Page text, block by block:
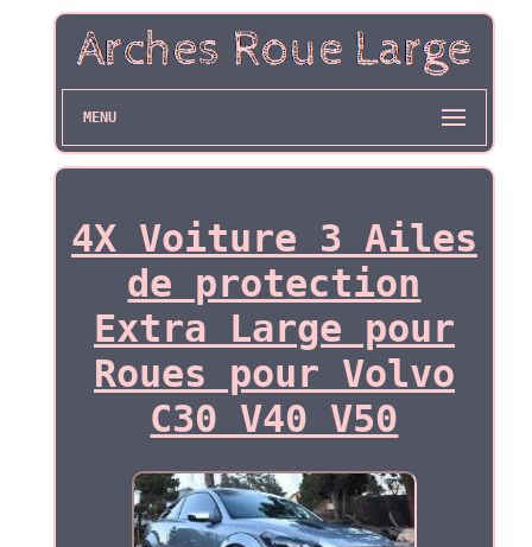
MENU
4X Voiture 3 Ailes
de protection
Extra Large pour
Roues pour Volvo
C30 V40 V50